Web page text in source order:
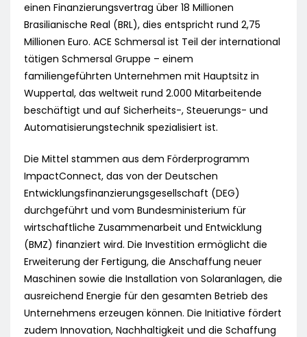
einen Finanzierungsvertrag über 18 Millionen
Brasilianische Real (BRL), dies entspricht rund 2,75
Millionen Euro. ACE Schmersal ist Teil der international
tätigen Schmersal Gruppe – einem
familiengeführten Unternehmen mit Hauptsitz in
Wuppertal, das weltweit rund 2.000 Mitarbeitende
beschäftigt und auf Sicherheits-, Steuerungs- und
Automatisierungstechnik spezialisiert ist.
Die Mittel stammen aus dem Förderprogramm
ImpactConnect, das von der Deutschen
Entwicklungsfinanzierungsgesellschaft (DEG)
durchgeführt und vom Bundesministerium für
wirtschaftliche Zusammenarbeit und Entwicklung
(BMZ) finanziert wird. Die Investition ermöglicht die
Erweiterung der Fertigung, die Anschaffung neuer
Maschinen sowie die Installation von Solaranlagen, die
ausreichend Energie für den gesamten Betrieb des
Unternehmens erzeugen können. Die Initiative fördert
zudem Innovation, Nachhaltigkeit und die Schaffung